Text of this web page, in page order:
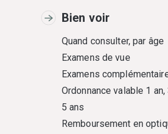
Bien voir
Quand consulter, par âge
Examens de vue
Examens
Ordonnance valable 1 an,
5 ans
Remboursement en